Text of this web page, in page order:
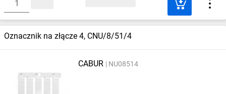
Oznacznik na złącze 4, CNU/8/51/4
CABUR NU08514